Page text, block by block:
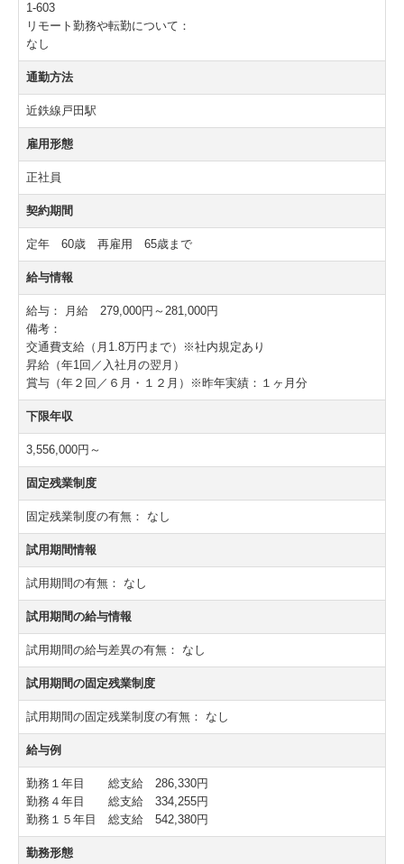
臨床研修医 採用情報
歯科医師採用情報
施設基準関連
歯科医師臨床研修（管理型）研修医募集
1-603
リモート勤務や転勤について：
なし
通勤方法
近鉄線戸田駅
雇用形態
正社員
契約期間
定年 60歳 再雇用 65歳まで
給与情報
給与：
月給 279,000円～281,000円
備考：
交通費支給（月1.8万円まで）※社内規定あり
昇給（年1回／入社月の翌月）
賞与（年２回／６月・１２月）※昨年実績：１ヶ月分
下限年収
3,556,000円～
固定残業制度
固定残業制度の有無： なし
試用期間情報
試用期間の有無： なし
試用期間の給与情報
試用期間の給与差異の有無： なし
試用期間の固定残業制度
試用期間の固定残業制度の有無： なし
給与例
勤務１年目 総支給 286,330円
勤務４年目 総支給 334,255円
勤務１５年目 総支給 542,380円
勤務形態